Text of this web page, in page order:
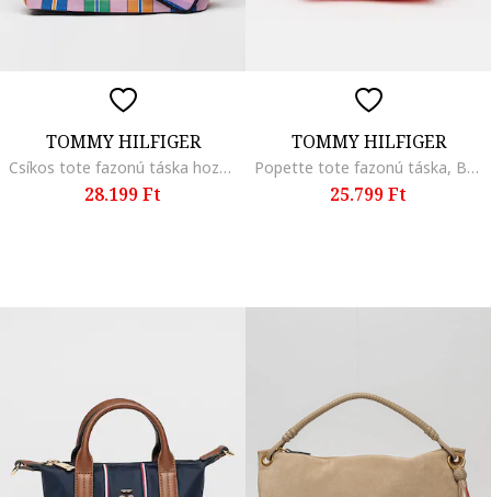
TOMMY HILFIGER
Csíkos tote fazonú táska hozzáillő kistáskával, Többszínű
28.199 Ft
TOMMY HILFIGER
Popette tote fazonú táska, Barna/Korallszín
25.799 Ft